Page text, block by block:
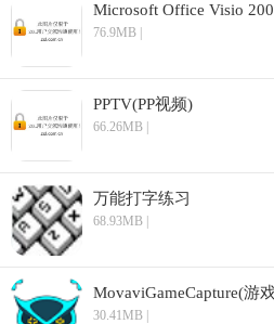
Microsoft Office Visio
76.9MB |
PPTV(PP视频)
66.26MB |
万能打字练习
68.93MB |
MovaviGameCapture(游
30.41MB |